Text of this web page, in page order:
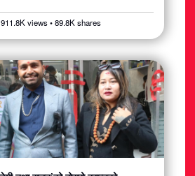
911.8K views • 89.8K shares